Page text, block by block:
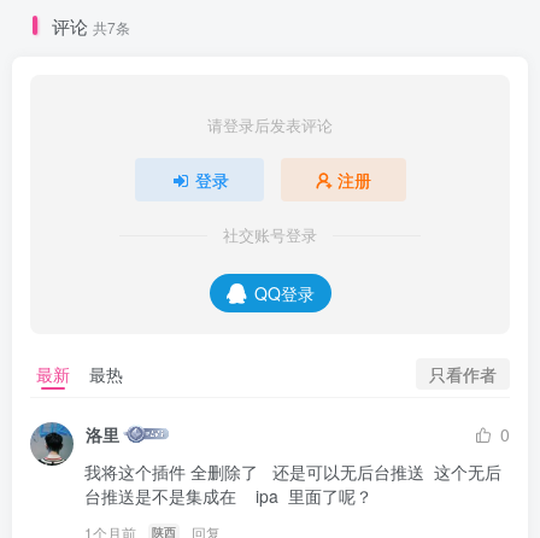
评论 共7条
请登录后发表评论
登录 注册
社交账号登录
QQ登录
最新 最热 只看作者
洛里
0
我将这个插件 全删除了   还是可以无后台推送  这个无后
台推送是不是集成在    ipa  里面了呢？
1个月前 陕西 回复